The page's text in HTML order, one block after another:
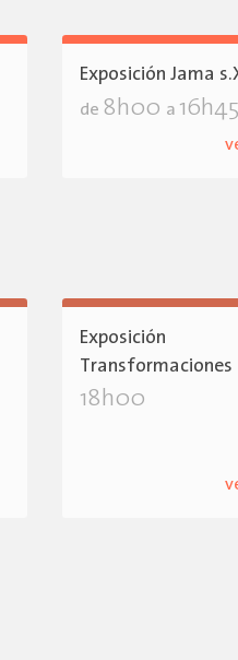
Exposición Jama
de 8h00 a 16h45
Exposición
Transformaciones
18h00